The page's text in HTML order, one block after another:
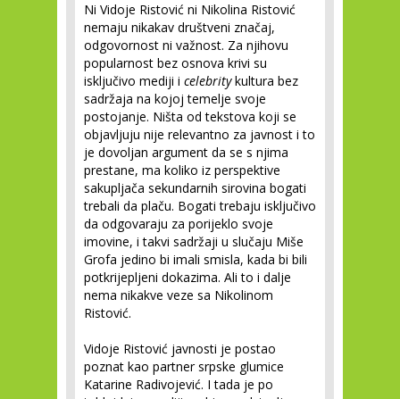
Ni Vidoje Ristović ni Nikolina Ristović
nemaju nikakav društveni značaj,
odgovornost ni važnost. Za njihovu
popularnost bez osnova krivi su
isključivo mediji i celebritykultura bez
sadržaja na kojoj temelje svoje
postojanje. Ništa od tekstova koji se
objavljuju nije relevantno za javnost i to
je dovoljan argument da se s njima
prestane, ma koliko iz perspektive
sakupljača sekundarnih sirovina bogati
trebali da plaču. Bogati trebaju isključivo
da odgovaraju za porijeklo svoje
imovine, i takvi sadržaji u slučaju Miše
Grofa jedino bi imali smisla, kada bi bili
potkrijepljeni dokazima. Ali to i dalje
nema nikakve veze sa Nikolinom
Ristović.
Vidoje Ristović javnosti je postao
poznat kao partner srpske glumice
Katarine Radivojević. I tada je po